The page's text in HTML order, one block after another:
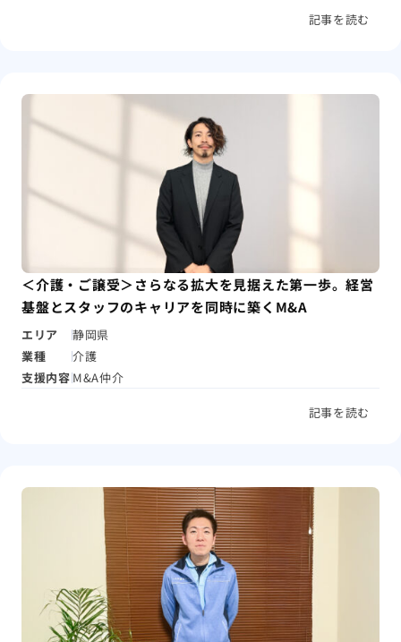
記事を読む
＜介護・ご譲受＞さらなる拡大を見据えた第一歩。経営
基盤とスタッフのキャリアを同時に築くM&A
エリア
静岡県
業種
介護
支援内容 M&A仲介
記事を読む